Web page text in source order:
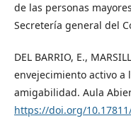
de las personas
Secretería general del
DEL BARRIO, E.,
envejecimiento activo a
amigabilidad. Aula
https://doi.org/